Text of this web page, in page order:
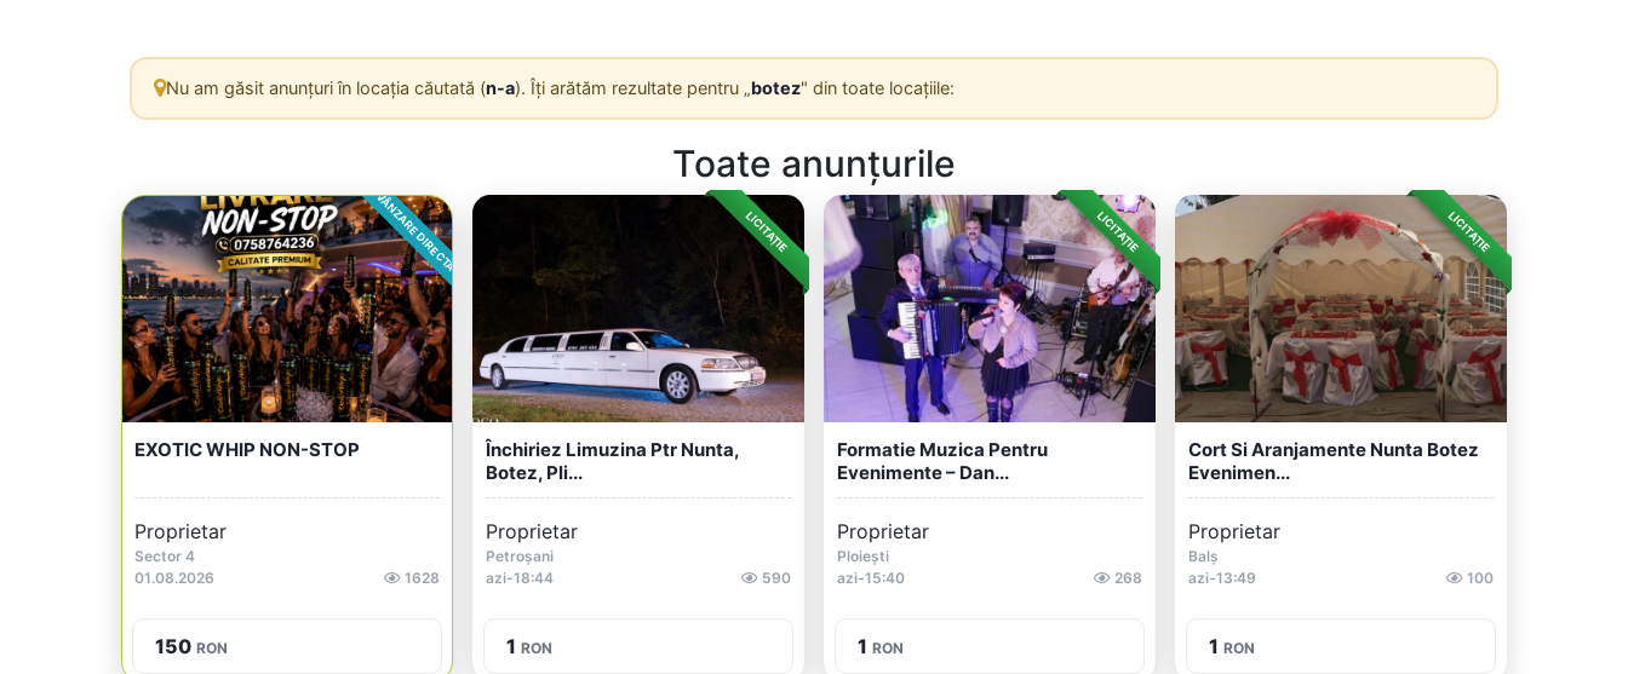
Nu am găsit anunțuri în locația căutată (n-a). Îți arătăm rezultate pentru „botez" din toate locațiile:
Toate anunțurile
VÂNZARE DIRECTA
EXOTIC WHIP NON-STOP
Proprietar
Sector 4
01.08.2026
1628
150 RON
LICITAȚIE
Închiriez Limuzina Ptr Nunta,
Botez, Pli...
Proprietar
Petroșani
azi-18:44
590
1 RON
LICITAȚIE
Formatie Muzica Pentru
Evenimente – Dan...
Proprietar
Ploiești
azi-15:40
268
1 RON
LICITAȚIE
Cort Si Aranjamente Nunta Botez
Evenimen...
Proprietar
Balș
azi-13:49
100
1 RON